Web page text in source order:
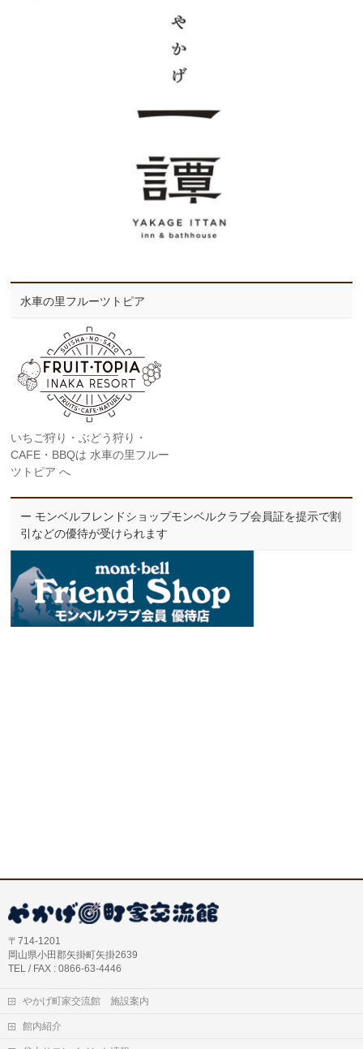
水車の里フルーツトピア
いちご狩り・ぶどう狩り・
CAFE・BBQは 水車の里フルー
ツトピア へ
ー モンベルフレンドショップモンベルクラブ会員証を提示で割
引などの優待が受けられます
〒714-1201
岡山県小田郡矢掛町矢掛2639
TEL / FAX : 0866-63-4446
やかげ町家交流館 施設案内
館内紹介